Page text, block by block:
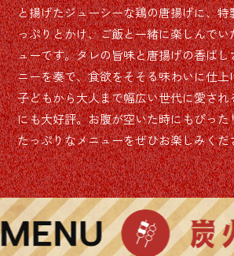
と揚げたジューシーな鶏の唐揚げに、
っぷりとかけ、ご飯と一緒に楽しんで
ューです。タレの旨味と唐揚げの香ば
ニーを奏で、食欲をそそる味わいに仕上
子どもから大人まで幅広い世代に愛さ
にも大好評。お腹が空いた時にもぴっ
たっぷりなメニューをぜひお楽しみくだ